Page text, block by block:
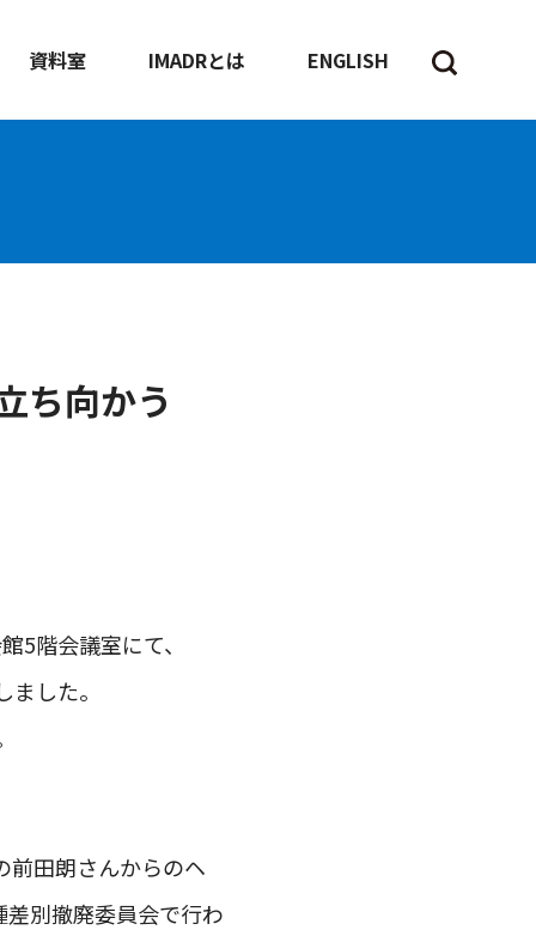
資料室 IMADRとは ENGLISH
ち向かう
5階会議室にて、
した。
前田朗さんからのヘ
別撤廃委員会で行わ